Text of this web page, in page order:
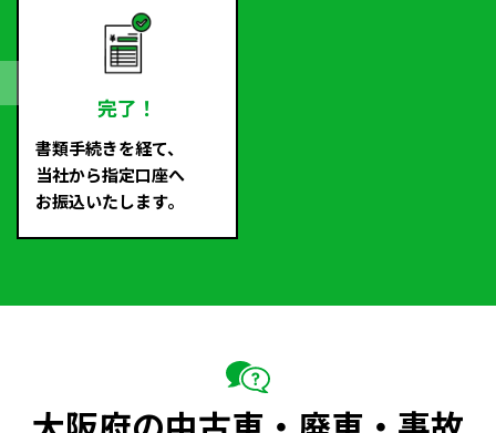
完了！
書類手続きを経て、
当社から指定口座へ
お振込いたします。